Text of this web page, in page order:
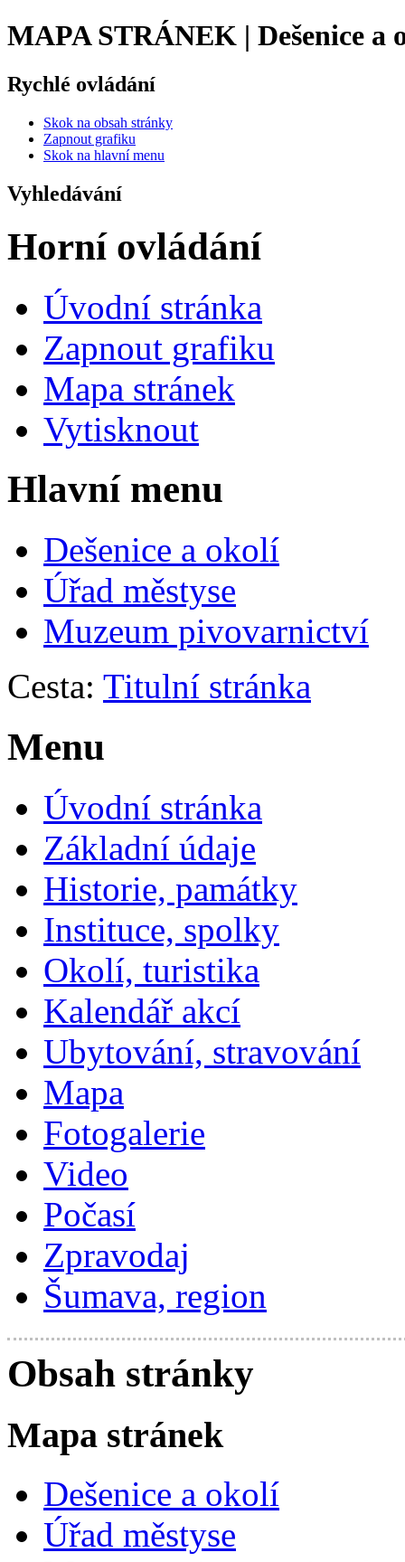
MAPA STRÁNEK | Dešenice a
Rychlé ovládání
Skok na obsah stránky
Zapnout grafiku
Skok na hlavní menu
Vyhledávání
Horní ovládání
Úvodní stránka
Zapnout grafiku
Mapa stránek
Vytisknout
Hlavní menu
Dešenice a okolí
Úřad městyse
Muzeum pivovarnictví
Cesta: Titulní stránka
Menu
Úvodní stránka
Základní údaje
Historie, památky
Instituce, spolky
Okolí, turistika
Kalendář akcí
Ubytování, stravování
Mapa
Fotogalerie
Video
Počasí
Zpravodaj
Šumava, region
Obsah stránky
Mapa stránek
Dešenice a okolí
Úřad městyse